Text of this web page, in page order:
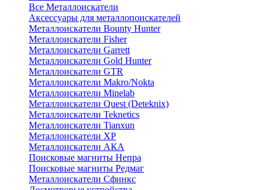
Все Металлоискатели
Аксессуары для металлопоискателей
Металлоискатели Bounty Hunter
Металлоискатели Fisher
Металлоискатели Garrett
Металлоискатели Gold Hunter
Металлоискатели GTR
Металлоискатели Makro/Nokta
Металлоискатели Minelab
Металлоискатели Quest (Deteknix)
Металлоискатели Teknetics
Металлоискатели Tianxun
Металлоискатели XP
Металлоискатели АКА
Поисковые магниты Непра
Поисковые магниты Редмаг
Металлоискатели Сфинкс